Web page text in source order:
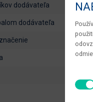
dodávateľa
dodávateľa